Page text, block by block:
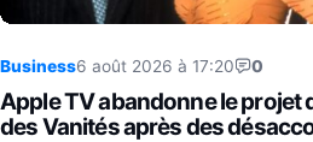
Business6 août 2026 à 17:20 0
Apple TV abandonne le projet
des Vanités après des